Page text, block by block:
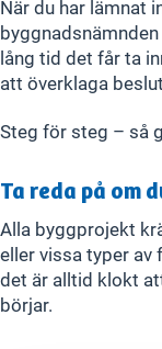
När du har lämnat
lång tid det får ta
att överklaga
Steg för steg – så
Ta reda på om
Alla byggprojekt
eller vissa typer av
det är alltid klokt
börjar.